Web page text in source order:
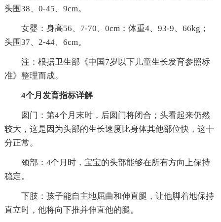
头围38、0-45、9cm。
女婴：身高56、7-70、0cm；体重4、93-9、66kg；
头围37、2-44、6cm。
注：根据卫生部《中国7岁以下儿童生长发育参照标
准》整理而成。
4个月发育指标详解
囱门：第4个月末时，后囱门将闭合；头看起来仍然
较大，这是因为头部的生长速度比身体其他部位快，这十
分正常。
颈部：4个月时，宝宝的头部能够在所有方向上保持
稳定。
下肢：孩子能自主地屈曲和伸直腿，让他脚着地保持
直立时，他将向下推并伸直他的腿。